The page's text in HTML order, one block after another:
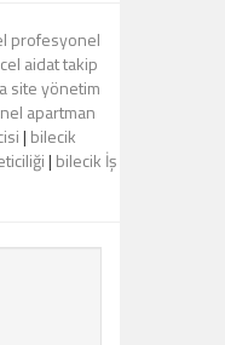
profesyonel
aidat takip
site yönetim
apartman
| bilecik
| bilecik İş